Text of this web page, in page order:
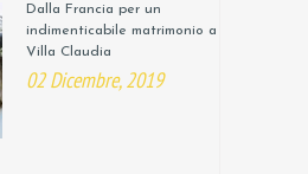
Dalla Francia per un
indimenticabile matrimonio a
Villa Claudia
02 Dicembre, 2019